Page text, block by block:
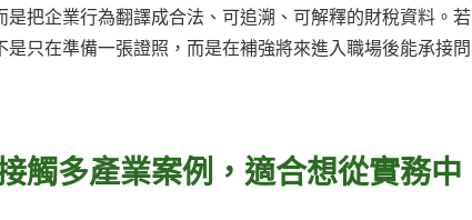
把企業行為翻譯成合法、可追溯、可解釋的財稅資料。若
只在準備一張證照，而是在補強將來進入職場後能承接問
觸多產業案例，適合想從實務中